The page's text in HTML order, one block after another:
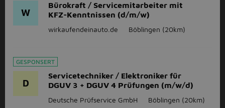
W
Bürokraft / Servicemitarbeiter mit
KFZ-Kenntnissen (d/m/w)
wirkaufendeinauto.de Böblingen (20km)
GESPONSERT
D
Servicetechniker / Elektroniker für
DGUV 3 + DGUV 4 Prüfungen (m/w/d)
Deutsche Prüfservice GmbH Böblingen (20km)